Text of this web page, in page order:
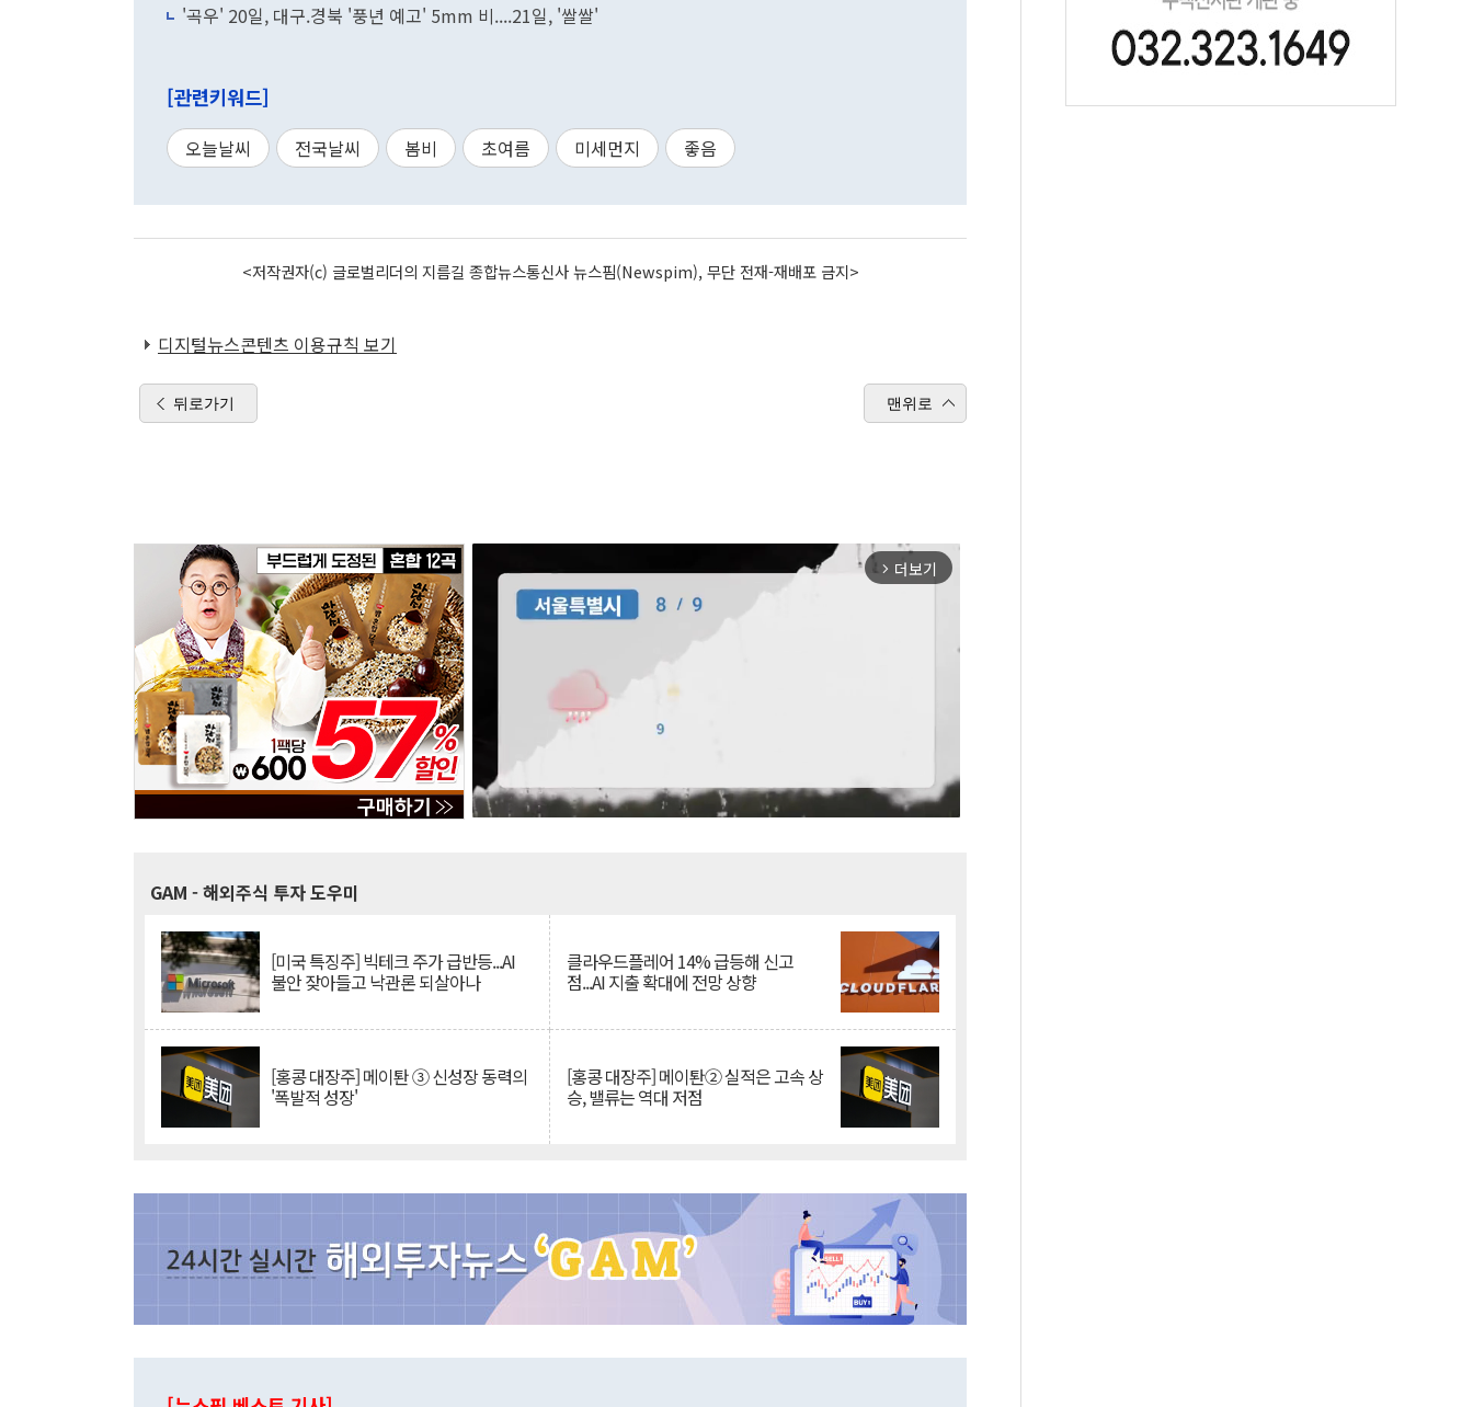
'곡우' 20일, 대구.경북 '풍년 예고' 5mm 비....21일, '쌀쌀'
[관련키워드]
오늘날씨 전국날씨 봄비 초여름 미세먼지 좋음
<저작권자(c) 글로벌리더의 지름길 종합뉴스통신사 뉴스핌(Newspim), 무단 전재-재배포 금지>
디지털뉴스콘텐츠 이용규칙 보기
뒤로가기 맨위로
arrow_forward_ios 더보기
GAM - 해외주식 투자 도우미
[미국 특징주] 빅테크 주가 급반등...AI
불안 잦아들고 낙관론 되살아나
클라우드플레어 14% 급등해 신고
점...AI 지출 확대에 전망 상향
[홍콩 대장주] 메이퇀 ③ 신성장 동력의
'폭발적 성장'
[홍콩 대장주] 메이퇀② 실적은 고속 상
승, 밸류는 역대 저점